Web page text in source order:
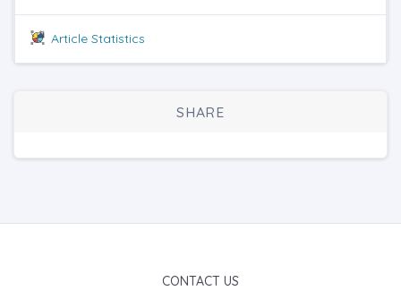
Article Statistics
SHARE
CONTACT US